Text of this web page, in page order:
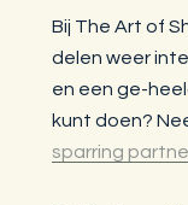
Bij The Art of
delen weer
en een ge-
kunt doen?
sparring